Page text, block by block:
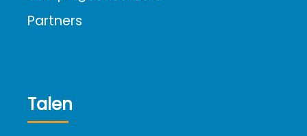
Partners
Talen